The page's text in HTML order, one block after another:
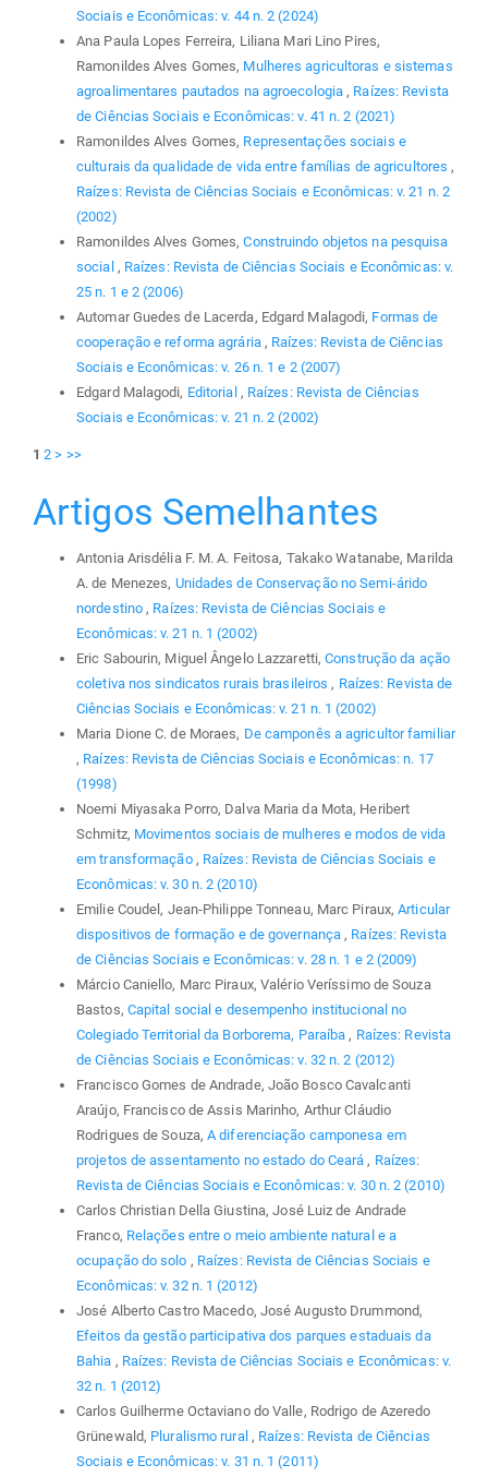
Sociais e Econômicas: v. 44 n. 2 (2024)
Ana Paula Lopes Ferreira, Liliana Mari Lino Pires,
Ramonildes Alves Gomes, Mulheres agricultoras e sistemas
agroalimentares pautados na agroecologia , Raízes: Revista
de Ciências Sociais e Econômicas: v. 41 n. 2 (2021)
Ramonildes Alves Gomes, Representações sociais e
culturais da qualidade de vida entre famílias de agricultores ,
Raízes: Revista de Ciências Sociais e Econômicas: v. 21 n. 2
(2002)
Ramonildes Alves Gomes,Construindo objetos na pesquisa
social , Raízes: Revista de Ciências Sociais e Econômicas: v.
25 n. 1 e 2 (2006)
Automar Guedes de Lacerda, Edgard Malagodi, Formas de
cooperação e reforma agrária , Raízes: Revista de Ciências
Sociais e Econômicas: v. 26 n. 1 e 2 (2007)
Edgard Malagodi, Editorial , Raízes: Revista de Ciências
Sociais e Econômicas: v. 21 n. 2 (2002)
1 2 > >>
Artigos Semelhantes
Antonia Arisdélia F. M. A. Feitosa, Takako Watanabe, Marilda
A. de Menezes, Unidades de Conservação no Semi-árido
nordestino , Raízes: Revista de Ciências Sociais e
Econômicas: v. 21 n. 1 (2002)
Eric Sabourin, Miguel Ângelo Lazzaretti,Construção da ação
coletiva nos sindicatos rurais brasileiros , Raízes: Revista de
Ciências Sociais e Econômicas: v. 21 n. 1 (2002)
Maria Dione C. de Moraes, De camponês a agricultor familiar
, Raízes: Revista de Ciências Sociais e Econômicas: n. 17
(1998)
Noemi Miyasaka Porro, Dalva Maria da Mota, Heribert
Schmitz, Movimentos sociais de mulheres e modos de vida
em transformação , Raízes: Revista de Ciências Sociais e
Econômicas: v. 30 n. 2 (2010)
Emilie Coudel, Jean-Philippe Tonneau, Marc Piraux,Articular
dispositivos de formação e de governança , Raízes: Revista
de Ciências Sociais e Econômicas: v. 28 n. 1 e 2 (2009)
Márcio Caniello, Marc Piraux, Valério Veríssimo de Souza
Bastos, Capital social e desempenho institucional no
Colegiado Territorial da Borborema, Paraíba , Raízes: Revista
de Ciências Sociais e Econômicas: v. 32 n. 2 (2012)
Francisco Gomes de Andrade, João Bosco Cavalcanti
Araújo, Francisco de Assis Marinho, Arthur Cláudio
Rodrigues de Souza, A diferenciação camponesa em
projetos de assentamento no estado do Ceará , Raízes:
Revista de Ciências Sociais e Econômicas: v. 30 n. 2 (2010)
Carlos Christian Della Giustina, José Luiz de Andrade
Franco, Relações entre o meio ambiente natural e a
ocupação do solo , Raízes: Revista de Ciências Sociais e
Econômicas: v. 32 n. 1 (2012)
José Alberto Castro Macedo, José Augusto Drummond,
Efeitos da gestão participativa dos parques estaduais da
Bahia , Raízes: Revista de Ciências Sociais e Econômicas: v.
32 n. 1 (2012)
Carlos Guilherme Octaviano do Valle, Rodrigo de Azeredo
Grünewald, Pluralismo rural , Raízes: Revista de Ciências
Sociais e Econômicas: v. 31 n. 1 (2011)